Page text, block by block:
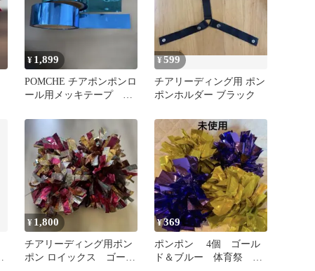
¥ 1,899
POMCHE チアポンポンロ
ール用メッキテープ
バンド
¥599
チアリーディング用 ポン
ポンホルダー ブラック
¥ 1,800
チアリーディング用ポン
ポン ロイックス ゴール
¥369
ポンポン 4個 ゴール
ド＆ブルー 体育祭 運